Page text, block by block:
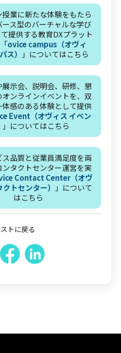
授業に新たな体験をもたら
ース型のバーチャルな学び
提供する教育DXプラット
ovice campus（オヴィ
ス）
」についてはこちら
展示会、説明会、研修、懇
オンラインイベントを、双
体感のある体験として提供
Event（オヴィス イベン
」についてはこちら
ス品質と従業員満足度を両
ンタクトセンター運営を実
Contact Center（オヴ
トセンター）
」について
はこちら
トに戻る